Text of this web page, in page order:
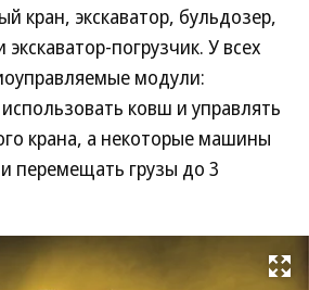
кран, экскаватор, бульдозер,
погрузчик. У всех
модули:
ковш и управлять
крана, а некоторые машины
перемещать грузы до 3
Развернуть